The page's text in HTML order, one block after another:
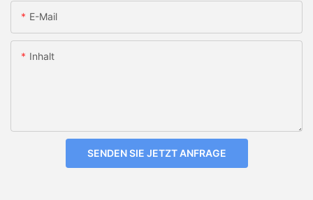
E-Mail
Inhalt
SENDEN SIE JETZT ANFRAGE